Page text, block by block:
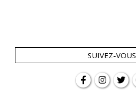
SUIVEZ-VOUS